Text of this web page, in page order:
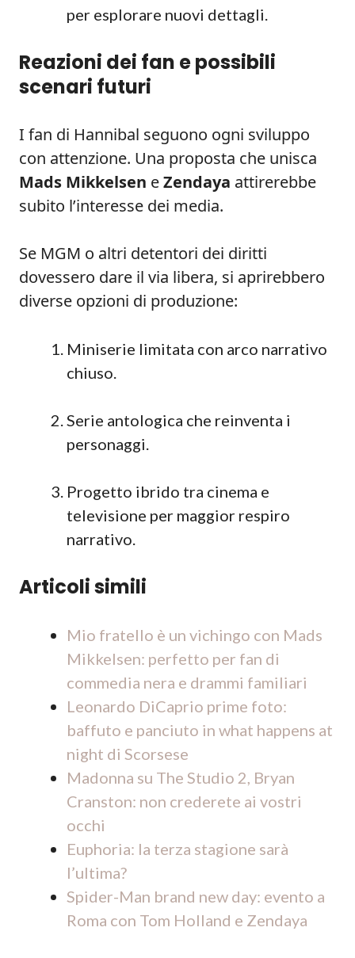
per esplorare nuovi dettagli.
Reazioni dei fan e possibili
scenari futuri
I fan di Hannibal seguono ogni sviluppo
con attenzione. Una proposta che unisca
Mads Mikkelsen eZendaya attirerebbe
subito l’interesse dei media.
Se MGM o altri detentori dei diritti
dovessero dare il via libera, si aprirebbero
diverse opzioni di produzione:
Miniserie limitata con arco narrativo
chiuso.
Serie antologica che reinventa i
personaggi.
Progetto ibrido tra cinema e
televisione per maggior respiro
narrativo.
Articoli simili
Mio fratello è un vichingo con Mads
Mikkelsen: perfetto per fan di
commedia nera e drammi familiari
Leonardo DiCaprio prime foto:
baffuto e panciuto in what happens at
night di Scorsese
Madonna su The Studio 2, Bryan
Cranston: non crederete ai vostri
occhi
Euphoria: la terza stagione sarà
l’ultima?
Spider-Man brand new day: evento a
Roma con Tom Holland e Zendaya